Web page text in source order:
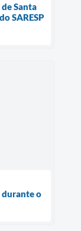
Santa
SARESP
durante o